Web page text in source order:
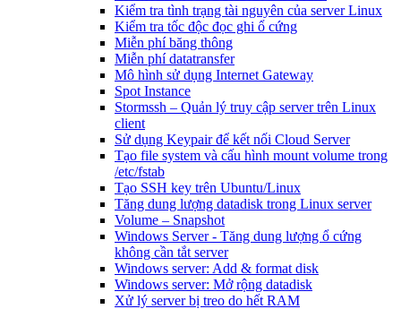
Kiểm tra tình trạng tài nguyên của server Linux
Kiểm tra tốc độc đọc ghi ổ cứng
Miễn phí băng thông
Miễn phí datatransfer
Mô hình sử dụng Internet Gateway
Spot Instance
Stormssh – Quản lý truy cập server trên Linux
client
Sử dụng Keypair để kết nối Cloud Server
Tạo file system và cấu hình mount volume trong
/etc/fstab
Tạo SSH key trên Ubuntu/Linux
Tăng dung lượng datadisk trong Linux server
Volume – Snapshot
Windows Server - Tăng dung lượng ổ cứng
không cần tắt server
Windows server: Add & format disk
Windows server: Mở rộng datadisk
Xử lý server bị treo do hết RAM